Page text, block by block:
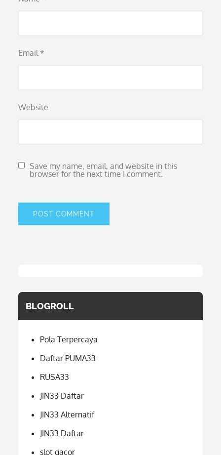
Email *
Website
Save my name, email, and website in this
browser for the next time I comment.
BLOGROLL
Pola Terpercaya
Daftar PUMA33
RUSA33
JIN33 Daftar
JIN33 Alternatif
JIN33 Daftar
slot gacor